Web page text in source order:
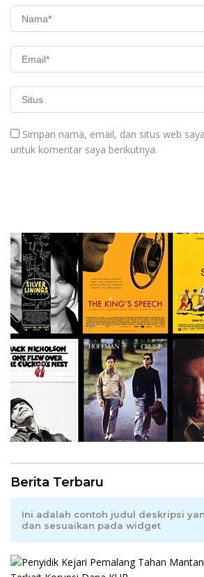
Simpan nama, email, dan situs web
untuk komentar saya berikutnya.
Berita Terbaru
Ini adalah contoh judul deskripsi
dan sesuaikan pada widget